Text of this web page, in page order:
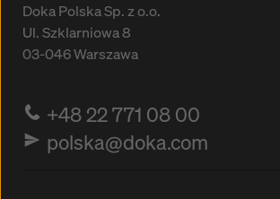
Doka Polska Sp. z o.o.
Ul. Szklarniowa 8
03-046Warszawa
+48 22 771 08 00
polska@doka.com